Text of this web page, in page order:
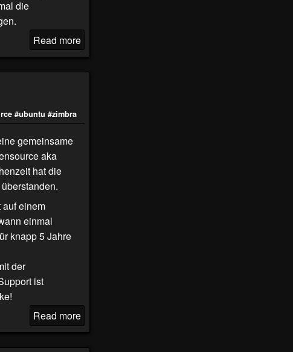
die
Read more
#ubuntu #zimbra
gemeinsame
aka
hat die
auf einem
einmal
knapp 5 Jahre
der
ist
Read more